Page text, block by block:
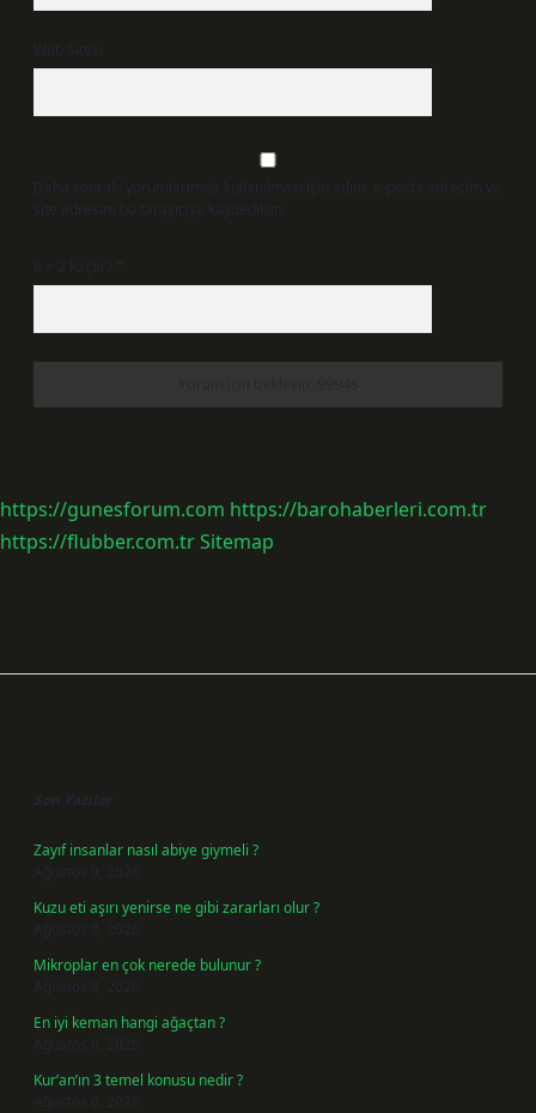
Web Sitesi
Daha sonraki yorumlarımda kullanılması için adım, e-posta adresim ve
site adresim bu tarayıcıya kaydedilsin.
6 + 2 kaçtır? *
https://gunesforum.com https://barohaberleri.com.tr
https://flubber.com.trSitemap
Son Yazılar
Zayıf insanlar nasıl abiye giymeli ?
Ağustos 9, 2026
Kuzu eti aşırı yenirse ne gibi zararları olur ?
Ağustos 8, 2026
Mikroplar en çok nerede bulunur ?
Ağustos 8, 2026
En iyi keman hangi ağaçtan ?
Ağustos 6, 2026
Kur’an’ın 3 temel konusu nedir ?
Ağustos 6, 2026